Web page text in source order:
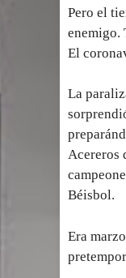
Pero el
enemigo.
El
La
Acereros
Béisbol.
Era